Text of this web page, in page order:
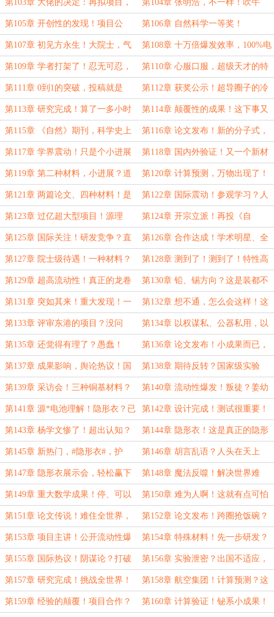
第103章 大佬的决定：再拟项目，
绕过高科司！
第104章 张明浩，不一样！吹牛
啊，又不用交税……
第105章 开创性的发现！项目公
开：对错，重要吗！
第106章 自然科学一等奖！
第107章 初见方永生！大院士，气
场就是强！
第108章 十万倍爆发效率，100%电
光转化！求解方程，乐于助人……
第109章 学者打架了！忍无可忍，
谁向谁道歉？
第110章 心服口服，超级天才的特
质！
第111章 0到1的突破，投稿就是
CNS！
第112章 获奖公示！超导圈子的冷
笑话……
第113章 研究完成！算了一多小时
的分子式……
第114章 颠覆性的成果！这下事又
大了……
第115章 《自然》期刊，科学史上
的趣闻？
第116章 论文发布！新的分子式，
赶紧找啊！
第117章 学界震动！只是个小进展
而已……
第118章 国内外验证！又一个新材
料？又有事干了！
第119章 第二种材料，小进展？道
生一、一生二、二生三……
第120章 计算预测，万物出现了！
科技革命的曙光……
第121章 两篇论文、四种材料！是
非常非常确定啊……
第122章 国际震动！参观学习？人
和人是不一样的……
第123章 过亿超大型项目！源理
论，必须我们来主导……
第124章 开宗立派！再投《自
然》，上帝的安排……
第125章 国际关注！研发竞争？直
接一口气做出来！
第126章 合作达成！学术明星、全
民偶像？师妹啊……
第127章 院士级待遇！一种材料？
不，是多种材料！
第128章 测到了！测到了！特性高
到能制造风暴……
第129章 超高流动性！真正的龙卷
风制造器？
第130章 铅、锡方向？这是装都不
装了！
第131章 突如其来！重大发现！一
片狼藉的实验室……
第132章 想不通，怎么会这样！这
是同样的问题……
第133章 评审东港的项目？没问
题！这下落我手里了……
第134章 以权谋私、公器私用，以
个人影响制造学术垄断！
第135章 还觉得有理了？愚蠢！
《自然》审稿真的快……
第136章 论文发布！小成果而已，
还真是有眼光……
第137章 成果影响，舆论热议！国
际第一人和最后的挣扎……
第138章 期待反转？国家级实验
室，院士增选，年底前必须完成！
第139章 采访会！三种铜基材料？
两个亿！流动性爆发现象……
第140章 流动性爆发！叛徒？姜幼
平：以后只能靠你了……
第141章 源*电池理解！隐形衣？已
经完成！我负责测试……
第142章 设计完成！测试很重要！
你可不能坑人啊……
第143章 杨学文惨了！超出认知？
那可是隐形衣啊！
第144章 隐形衣！这是真正的隐形
衣！
第145章 新热门，#隐形衣#，护
腰？飞天扫帚也不是不可以……
第146章 胡言乱语？人头在天上
飞，隐形衣专题展示会……
第147章 隐形衣展示会，轻松赢下
菲尔兹？
第148章 魔法反噬！解决世界难
题？我怎么不知道……
第149章 重大数学成果！停、可以
了，完全听不懂啊……
第150章 难为人啊！这就有点可怕
了啊……
第151章 论文传说！难住全世界，
《数学年刊》的邀请……
第152章 论文发布！跨圈抢饭碗？
申请高经费的底气！
第153章 项目主讲！公开流动性爆
发！连滚带爬的主角……
第154章 特殊材料！先一步研发？
临界温度超200K……
第155章 国际热议！阴谋论？打破
记录只是小目标……
第156章 实验泄密？出国不适应，
赶紧去治治脑子吧！
第157章 研究完成！挑战全世界！
预估、只是预估……
第158章 航空集团！计算预测？这
就是事实！
第159章 经验的颠覆！项目合作？ 第160章 计算验证！铋系小成果！